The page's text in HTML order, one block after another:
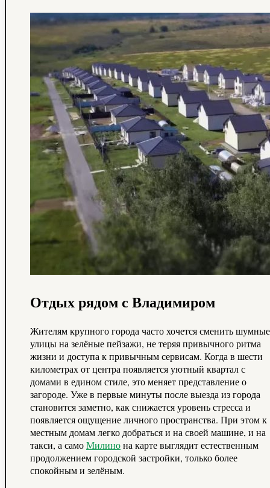
Отдых рядом с Владимиром
Жителям крупного города часто хочется сменить шумные
улицы на зелёные пейзажи, не теряя привычного ритма
жизни и доступа к привычным сервисам. Когда в шести
километрах от центра появляется уютный квартал с
домами в едином стиле, это меняет представление о
загороде. Уже в первые минуты после выезда из города
становится заметно, как снижается уровень стресса и
появляется ощущение личного пространства. При этом к
местным домам легко добраться и на своей машине, и на
такси, а самоМилинона карте выглядит естественным
продолжением городской застройки, только более
спокойным и зелёным.